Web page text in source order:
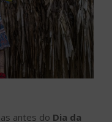
antes do Dia da